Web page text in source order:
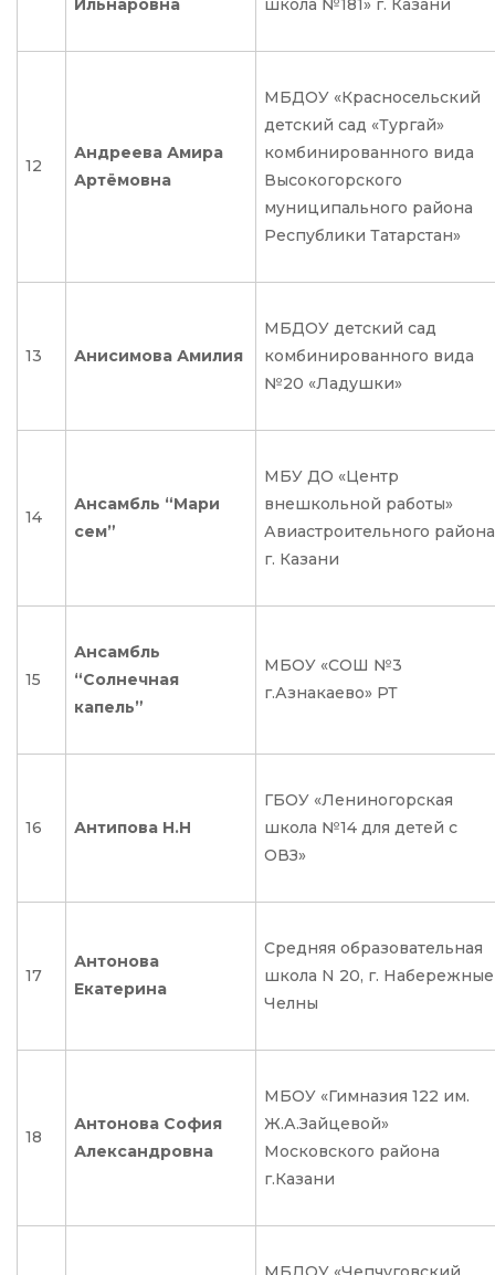
Ильнаровна
школа №181» г. Казани
12
Андреева Амира
Артёмовна
МБДОУ «Красносельский
детский сад «Тургай»
комбинированного вида
Высокогорского
муниципального района
Республики Татарстан»
13 Анисимова Амилия
МБДОУ детский сад
комбинированного вида
№20 «Ладушки»
14
Ансамбль “Мари
сем”
МБУ ДО «Центр
внешкольной работы»
Авиастроительного района
г. Казани
15
Ансамбль
“Солнечная
капель”
МБОУ «СОШ №3
г.Азнакаево» РТ
16 Антипова Н.Н
ГБОУ «Лениногорская
школа №14 для детей с
ОВЗ»
17
Антонова
Екатерина
Средняя образовательная
школа N 20, г. Набережные
Челны
18
Антонова София
Александровна
МБОУ «Гимназия 122 им.
Ж.А.Зайцевой»
Московского района
г.Казани